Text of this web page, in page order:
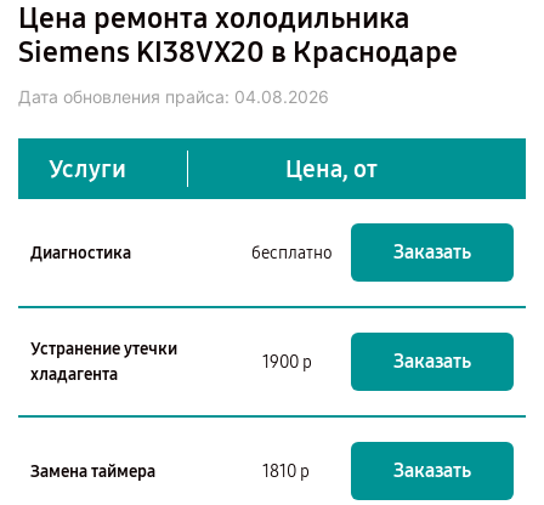
Цена ремонта холодильника
Siemens KI38VX20 в Краснодаре
Дата обновления прайса: 04.08.2026
Услуги Цена, от
Диагностика бесплатно Заказать
Устранение утечки
хладагента
1900 р Заказать
Замена таймера 1810 р Заказать